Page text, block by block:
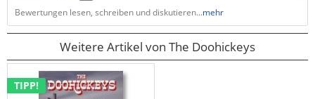
Bewertungen lesen, schreiben und diskutieren...mehr
Weitere Artikel von The Doohickeys
TIPP!